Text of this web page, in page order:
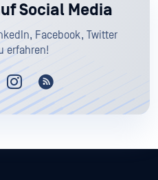
Social Media
Facebook, Twitter
erfahren!